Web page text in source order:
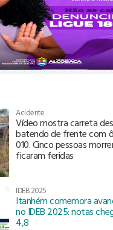
Acidente
Vídeo mostra carreta
batendo de frente com
010. Cinco pessoas
ficaram feridas
IDEB 2025
Itanhém comemora
no IDEB 2025: notas
4,8